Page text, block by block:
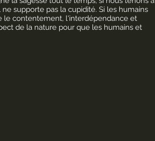
supporte pas la cupidité. Si les humains
le contentement, l'interdépendance et
de la nature pour que les humains et